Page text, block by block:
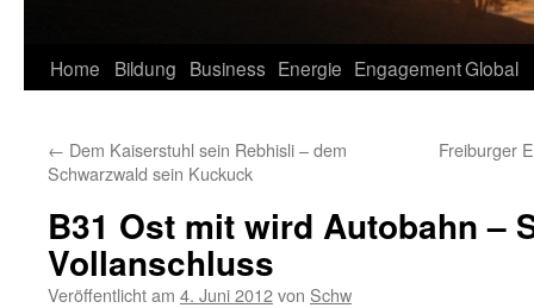
Home Bildung Business Energie EngagementGlobal
← Dem Kaiserstuhl sein Rebhisli – dem
Schwarzwald sein Kuckuck
Freiburger
B31 Ost mit wird Autobahn –
Vollanschluss
Veröffentlicht am 4. Juni 2012von Schw